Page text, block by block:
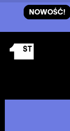
NOWOŚĆ!